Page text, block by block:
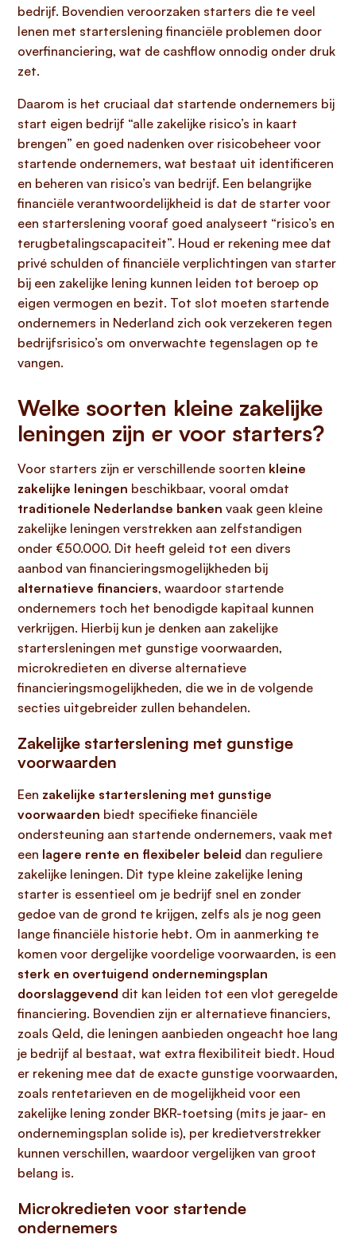
bedrijf. Bovendien veroorzaken starters die te veel
lenen met starterslening financiële problemen door
overfinanciering, wat de cashflow onnodig onder druk
zet.
Daarom is het cruciaal dat startende ondernemers bij
start eigen bedrijf “alle zakelijke risico’s in kaart
brengen” en goed nadenken over risicobeheer voor
startende ondernemers, wat bestaat uit identificeren
en beheren van risico’s van bedrijf. Een belangrijke
financiële verantwoordelijkheid is dat de starter voor
een starterslening vooraf goed analyseert “risico’s en
terugbetalingscapaciteit”. Houd er rekening mee dat
privé schulden of financiële verplichtingen van starter
bij een zakelijke lening kunnen leiden tot beroep op
eigen vermogen en bezit. Tot slot moeten startende
ondernemers in Nederland zich ook verzekeren tegen
bedrijfsrisico’s om onverwachte tegenslagen op te
vangen.
Welke soorten kleine zakelijke
leningen zijn er voor starters?
Voor starters zijn er verschillende soorten kleine
zakelijke leningen beschikbaar, vooral omdat
traditionele Nederlandse banken vaak geen kleine
zakelijke leningen verstrekken aan zelfstandigen
onder €50.000. Dit heeft geleid tot een divers
aanbod van financieringsmogelijkheden bij
alternatieve financiers, waardoor startende
ondernemers toch het benodigde kapitaal kunnen
verkrijgen. Hierbij kun je denken aan zakelijke
startersleningen met gunstige voorwaarden,
microkredieten en diverse alternatieve
financieringsmogelijkheden, die we in de volgende
secties uitgebreider zullen behandelen.
Zakelijke starterslening met gunstige
voorwaarden
Een zakelijke starterslening met gunstige
voorwaarden biedt specifieke financiële
ondersteuning aan startende ondernemers, vaak met
een lagere rente en flexibeler beleid dan reguliere
zakelijke leningen. Dit type kleine zakelijke lening
starter is essentieel om je bedrijf snel en zonder
gedoe van de grond te krijgen, zelfs als je nog geen
lange financiële historie hebt. Om in aanmerking te
komen voor dergelijke voordelige voorwaarden, is een
sterk en overtuigend ondernemingsplan
doorslaggevend dit kan leiden tot een vlot geregelde
financiering. Bovendien zijn er alternatieve financiers,
zoals Qeld, die leningen aanbieden ongeacht hoe lang
je bedrijf al bestaat, wat extra flexibiliteit biedt. Houd
er rekening mee dat de exacte gunstige voorwaarden,
zoals rentetarieven en de mogelijkheid voor een
zakelijke lening zonder BKR-toetsing (mits je jaar- en
ondernemingsplan solide is), per kredietverstrekker
kunnen verschillen, waardoor vergelijken van groot
belang is.
Microkredieten voor startende
ondernemers